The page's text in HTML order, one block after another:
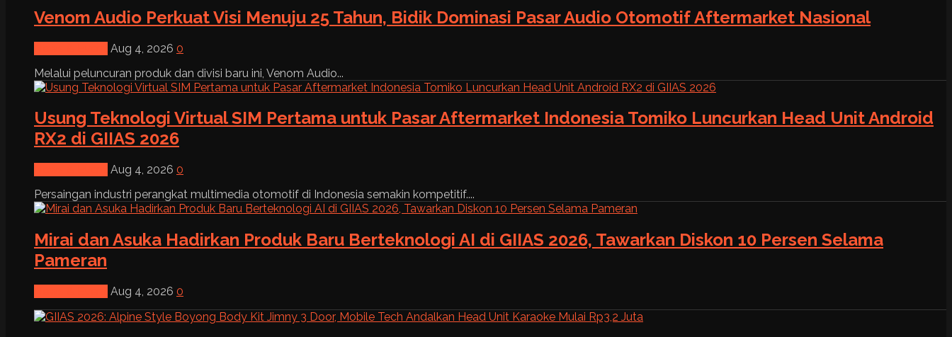
Venom Audio Perkuat Visi Menuju 25 Tahun, Bidik Dominasi Pasar Audio Otomotif Aftermarket Nasional
Aug 4, 2026 0
Melalui peluncuran produk dan divisi baru ini, Venom Audio...
Usung Teknologi Virtual SIM Pertama untuk Pasar Aftermarket Indonesia Tomiko Luncurkan Head Unit Android
RX2 di GIIAS 2026
Aug 4, 2026 0
Persaingan industri perangkat multimedia otomotif di Indonesia semakin kompetitif....
Mirai dan Asuka Hadirkan Produk Baru Berteknologi AI di GIIAS 2026, Tawarkan Diskon 10 Persen Selama
Pameran
Aug 4, 2026 0